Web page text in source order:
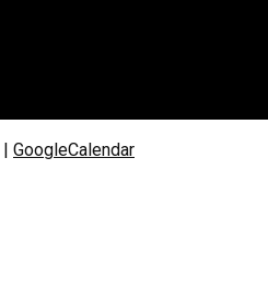
| GoogleCalendar